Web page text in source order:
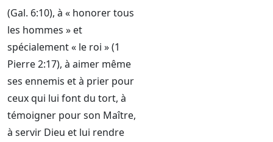
(Gal. 6:10), à « honorer tous
les hommes » et
spécialement « le roi » (1
Pierre 2:17), à aimer même
ses ennemis et à prier pour
ceux qui lui font du tort, à
témoigner pour son Maître,
à servir Dieu et lui rendre